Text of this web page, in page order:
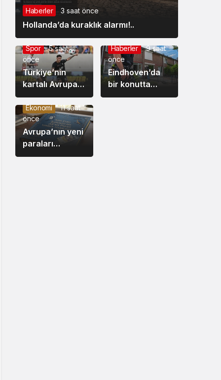
Güçleniyor
Bulundu
Haberler 3 saat önce
Hollanda’da kuraklık alarmı!..
Spor
5 saat
önce
Türkiye’nin
kartalı Avrupa
Ligi’nde
Samet’le uçtu:
Hradec Kralove
0 – Beşiktaş 1
Haberler
9 saat
önce
Eindhoven’da
bir konutta
yapılan
Ekonomi
11 saat
önce
Avrupa’nın yeni
paraları
hazırlanıyor: